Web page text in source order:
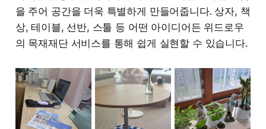
을 주어 공간을 더욱 특별하게 만들어줍니다. 상자, 책
상, 테이블, 선반, 스툴 등 어떤 아이디어든 위드로우
의 목재재단 서비스를 통해 쉽게 실현할 수 있습니다.